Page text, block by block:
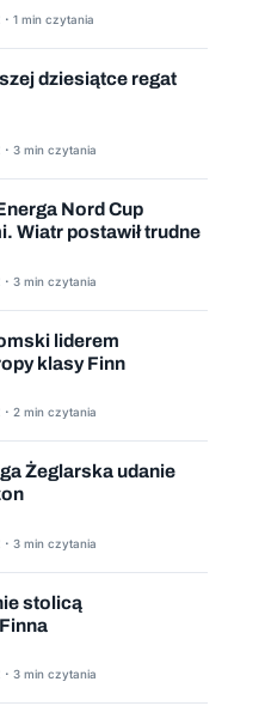
1 min czytania
dziesiątce regat
3 min czytania
Nord Cup
Wiatr postawił trudne
3 min czytania
liderem
klasy Finn
2 min czytania
Żeglarska udanie
3 min czytania
stolicą
3 min czytania